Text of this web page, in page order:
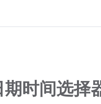
时间选择